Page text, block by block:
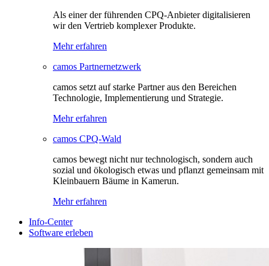
Als einer der führenden CPQ-Anbieter digitalisieren
wir den Vertrieb komplexer Produkte.
Mehr erfahren
camos Partnernetzwerk
camos setzt auf starke Partner aus den Bereichen
Technologie, Implementierung und Strategie.
Mehr erfahren
camos CPQ-Wald
camos bewegt nicht nur technologisch, sondern auch
sozial und ökologisch etwas und pflanzt gemeinsam mit
Kleinbauern Bäume in Kamerun.
Mehr erfahren
Info-Center
Software erleben